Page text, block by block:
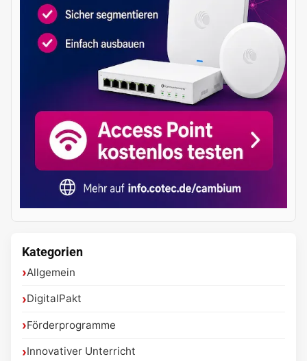
Kategorien
Allgemein
DigitalPakt
Förderprogramme
Innovativer Unterricht